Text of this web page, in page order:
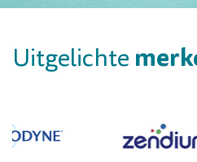
Uitgelichte